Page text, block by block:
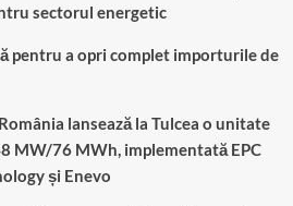
sectorul energetic
pentru a opri complet importurile de
lansează la Tulcea o unitate
MW/76 MWh, implementată EPC
și Enevo